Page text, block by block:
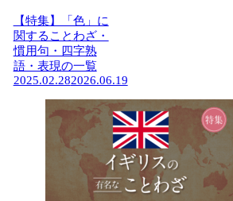
【特集】「色」に
関することわざ・
慣用句・四字熟
語・表現の一覧
2025.02.282026.06.19